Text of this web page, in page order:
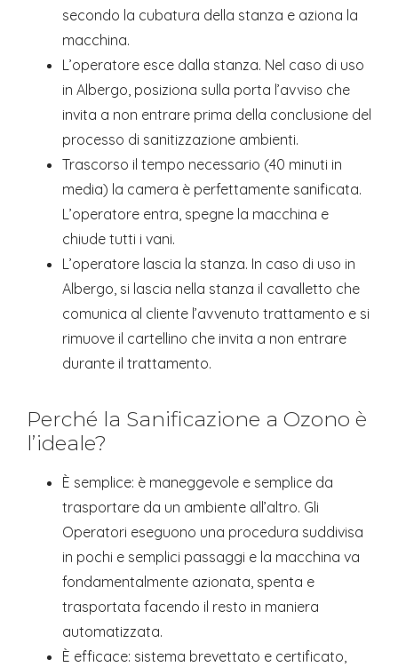
secondo la cubatura della stanza e aziona la
macchina.
L’operatore esce dalla stanza. Nel caso di uso
in Albergo, posiziona sulla porta l’avviso che
invita a non entrare prima della conclusione del
processo di sanitizzazione ambienti.
Trascorso il tempo necessario (40 minuti in
media) la camera è perfettamente sanificata.
L’operatore entra, spegne la macchina e
chiude tutti i vani.
L’operatore lascia la stanza. In caso di uso in
Albergo, si lascia nella stanza il cavalletto che
comunica al cliente l’avvenuto trattamento e si
rimuove il cartellino che invita a non entrare
durante il trattamento.
Perché la Sanificazione a Ozono è
l’ideale?
È semplice: è maneggevole e semplice da
trasportare da un ambiente all’altro. Gli
Operatori eseguono una procedura suddivisa
in pochi e semplici passaggi e la macchina va
fondamentalmente azionata, spenta e
trasportata facendo il resto in maniera
automatizzata.
È efficace: sistema brevettato e certificato,